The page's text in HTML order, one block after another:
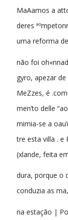
MaAamos a
deres
uma reforma
não foi
gyro, apezar
MeZzes, é
men’to delle
mimia-se a
tre esta villa . e
(xlande, feita
dura, porque o
conduzia as
na estação |